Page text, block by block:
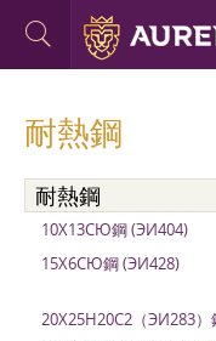
耐熱鋼
耐熱鋼
10Х13СЮ鋼 (ЭИ404)
15Х6СЮ鋼 (ЭИ428)
20Х25Н20С2（ЭИ283）